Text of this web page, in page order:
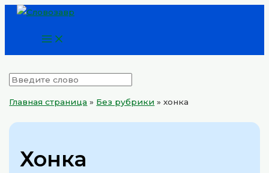
Перейти
содержимому
Main
Menu
Главная страница » Без рубрики »хонка
Хонка